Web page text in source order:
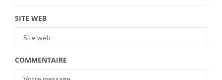
SITE WEB
COMMENTAIRE